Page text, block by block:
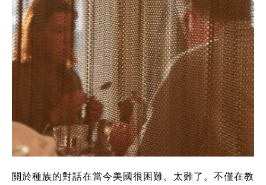
越南語
意大利語
德語
韓語
土耳其語
阿拉伯語
阿爾巴尼亞語
塞爾維亞語 柬埔寨語
關於種族的對話在當今美國很困難。太難了。不僅在教